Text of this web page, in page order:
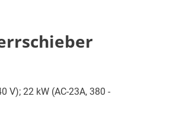
V); 22 kW (AC-23A, 380 -